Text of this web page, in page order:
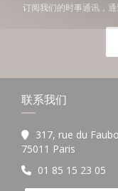
订阅我们的时事通讯，
联系我们
317, rue du
75011 Paris
01 85 15 23 05